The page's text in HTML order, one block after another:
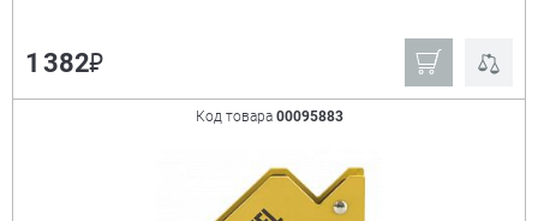
1 382₽
Код товара 00095883